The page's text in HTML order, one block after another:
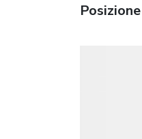
Posizione